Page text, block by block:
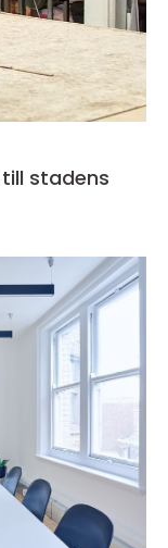
stadens